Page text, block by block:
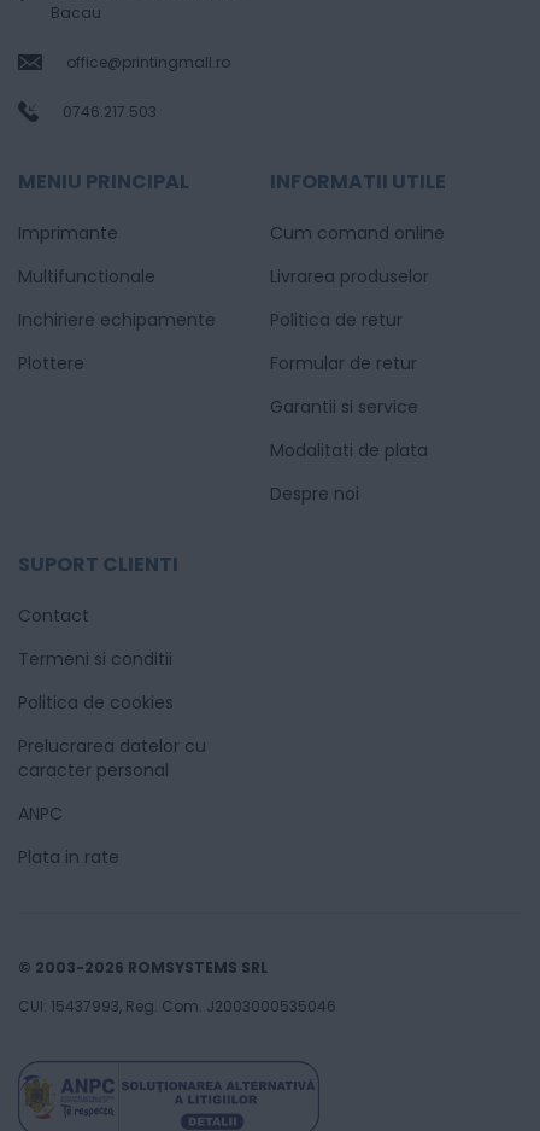
Bacau
office@printingmall.ro
0746.217.503
MENIU PRINCIPAL
Imprimante
Multifunctionale
Inchiriere echipamente
Plottere
INFORMATII UTILE
Cum comand online
Livrarea produselor
Politica de retur
Formular de retur
Garantii si service
Modalitati de plata
Despre noi
SUPORT CLIENTI
Contact
Termeni si conditii
Politica de cookies
Prelucrarea datelor cu
caracter personal
ANPC
Plata in rate
© 2003-2026 ROMSYSTEMS SRL
CUI: 15437993, Reg. Com. J2003000535046